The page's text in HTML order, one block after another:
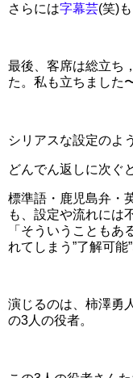
さらには字幕芸(笑)も
最後、客席は総立ち
た。私も立ちました
シリアスな設定のよ
どんでん返しに次ぐ
標準語・鹿児島弁・
も、設定や流れには
「そういうこともあ
れてしまう”了解可能
演じるのは、柿澤勇
の3人の役者。